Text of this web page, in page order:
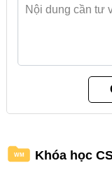
WM Khóa học